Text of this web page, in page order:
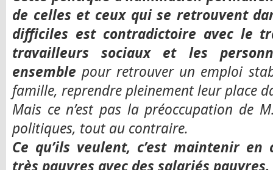
de celles et ceux qui se retrouvent
difficiles est contradictoire avec le
travailleurs sociaux et les
ensemble pour retrouver un emploi
famille, reprendre pleinement leur place
Mais ce n’est pas la préoccupation de
politiques, tout au contraire.
Ce qu’ils veulent, c’est maintenir en
très pauvres avec des salariés pauvres.